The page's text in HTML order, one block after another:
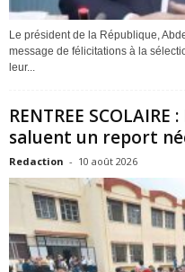
Le président de la République,
message de félicitations à la
leur...
RENTREE
saluent un report
Redaction - 10 août 2026